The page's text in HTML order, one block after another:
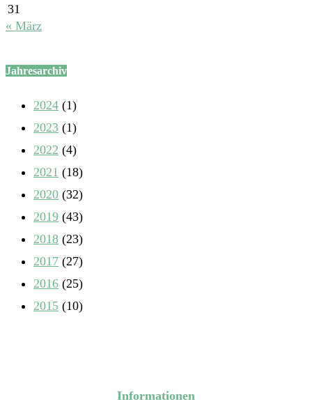
31
« März
Jahresarchiv
2024 (1)
2023 (1)
2022 (4)
2021 (18)
2020 (32)
2019 (43)
2018 (23)
2017 (27)
2016 (25)
2015 (10)
Informationen